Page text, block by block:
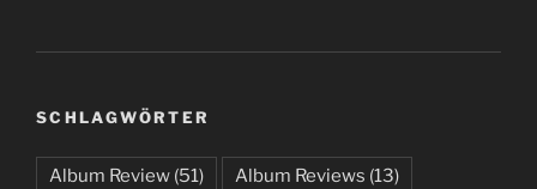
SCHLAGWÖRTER
Album Review (51) Album Reviews (13)